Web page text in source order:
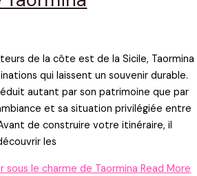
de la côte est de la Sicile, Taormina
qui laissent un souvenir durable.
autant par son patrimoine que par
et sa situation privilégiée entre
de construire votre itinéraire, il
les
sous le charme de Taormina Read More